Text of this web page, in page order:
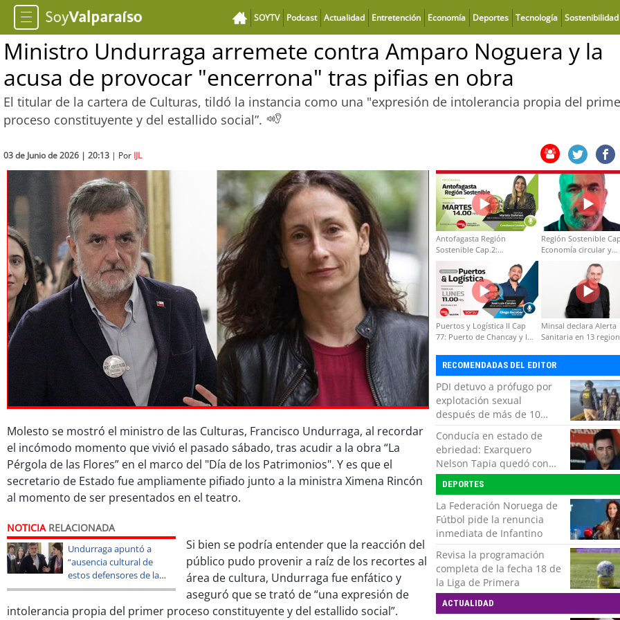
SOYTV Podcast Actualidad Entretención Economía Deportes Tecnología Sostenibilidad
Ministro Undurraga arremete contra Amparo Noguera y la
acusa de provocar "encerrona" tras pifias en obra
El titular de la cartera de Culturas, tildó la instancia como una "expresión de intolerancia propia del
proceso constituyente y del estallido social”.
03 de Junio de 2026 | 20:13 | Por IJL
Molesto se mostró el ministro de las Culturas, Francisco Undurraga, al recordar
el incómodo momento que vivió el pasado sábado, tras acudir a la obra “La
Pérgola de las Flores” en el marco del "Día de los Patrimonios". Y es que el
secretario de Estado fue ampliamente pifiado junto a la ministra Ximena Rincón
al momento de ser presentados en el teatro.
NOTICIARELACIONADA
Undurraga apuntó a
“ausencia cultural de
estos defensores de la
cultura” tras agresiones
Si bien se podría entender que la reacción del
público pudo provenir a raíz de los recortes al
área de cultura, Undurraga fue enfático y
aseguró que se trató de “una expresión de
intolerancia propia del primer proceso constituyente y del estallido social”.
Antofagasta Región
Sostenible Cap.2:
Educación ambiental y
formación de capacidades
técnicas
Región Sostenible
Economía circular y
Puertos y Logística II Cap
77: Puerto de Chancay y la
Minsal declara Alerta
Sanitaria en 13
RECOMENDADAS DEL EDITOR
PDI detuvo a prófugo por
explotación sexual
después de más de 10
horas de navegación en la
zona austral
Conducía en estado de
ebriedad: Exarquero
Nelson Tapia quedó con
lesiones graves tras
accidente vehicular
DEPORTES
La Federación Noruega de
Fútbol pide la renuncia
inmediata de Infantino
Revisa la programación
completa de la fecha 18 de
la Liga de Primera
ACTUALIDAD